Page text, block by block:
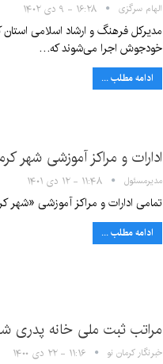
الهام سرگزی ۱۶:۲۸ - ۹ دی ۱۴۰۲
مدیرکل فرهنگ و ارشاد اسلامی
خودجوش اجرا می‌شوند که…
ادامه مطلب ...
ادارات و مراکز آموزشی شهر کرمان سه‌شنبه
مدیرمسئول ۱۱:۴۸ - ۱۲ دی ۱۴۰۱
تمامی ادارات و مراکز آموزشی
ادامه مطلب ...
مراتب ثبت ملی خانه پدری
خبرنگار کرمان نو ۱۱:۱۶ - ۲۲ دی ۱۴۰۰